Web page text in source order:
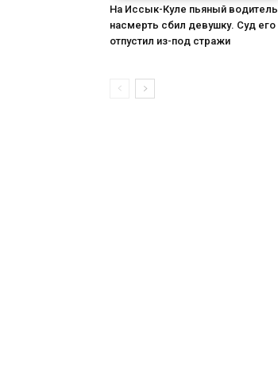
На Иссык-Куле пьяный водитель
насмерть сбил девушку. Суд его
отпустил из-под стражи